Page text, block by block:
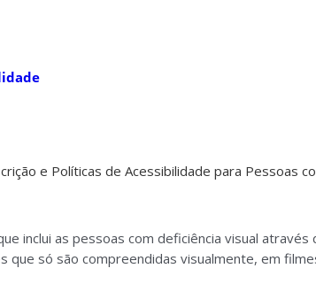
e Políticas de Acessibilidade para Pessoas
inclui as pessoas com deficiência visual através
que só são compreendidas visualmente, em